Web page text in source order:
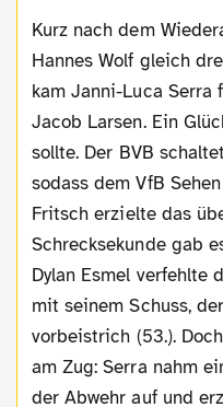
Kurz nach dem Wiederanpfiff wechselte Dortmunds
Hannes Wolf gleich
kam Janni-Luca Serra
Jacob Larsen. Ein
sollte. Der BVB
sodass dem VfB
Fritsch erzielte das
Schrecksekunde gab
Dylan Esmel verfehlte
mit seinem Schuss,
vorbeistrich (53.).
am Zug: Serra nahm
der Abwehr auf und